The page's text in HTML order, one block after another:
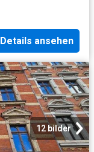
Details ansehen
12 bilder